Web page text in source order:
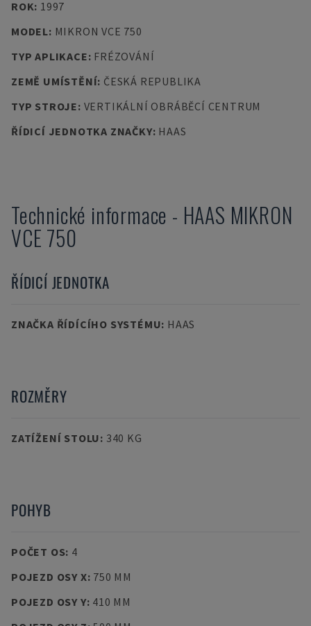
ROK: 1997
MODEL: MIKRON VCE 750
TYP APLIKACE: FRÉZOVÁNÍ
ZEMĚ UMÍSTĚNÍ: ČESKÁ REPUBLIKA
TYP STROJE: VERTIKÁLNÍ OBRÁBĚCÍ CENTRUM
ŘÍDICÍ JEDNOTKA ZNAČKY: HAAS
Technické informace - HAAS MIKRON
VCE 750
ŘÍDICÍ JEDNOTKA
ZNAČKA ŘÍDÍCÍHO SYSTÉMU: HAAS
ROZMĚRY
ZATÍŽENÍ STOLU: 340 KG
POHYB
POČET OS: 4
POJEZD OSY X: 750 MM
POJEZD OSY Y: 410 MM